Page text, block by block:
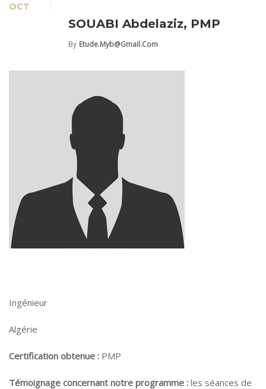
OCT
SOUABI Abdelaziz, PMP
By Etude.myb@gmail.com
Ingénieur
Algérie
Certification obtenue : PMP
Témoignage concernant notre programme : les séances de